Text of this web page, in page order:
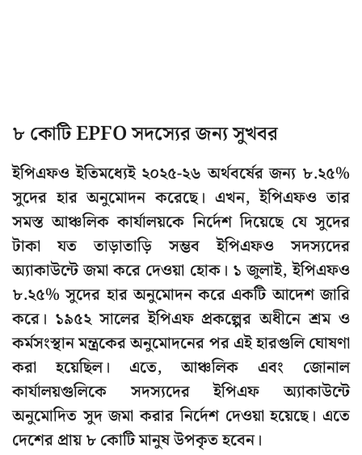
৮ কোটি EPFO সদস্যের জন্য সুখবর
ইপিএফও ইতিমধ্যেই ২০২৫-২৬ অর্থবর্ষের জন্য ৮.২৫%
সুদের হার অনুমোদন করেছে। এখন, ইপিএফও তার
সমস্ত আঞ্চলিক কার্যালয়কে নির্দেশ দিয়েছে যে সুদের
টাকা যত তাড়াতাড়ি সম্ভব ইপিএফও সদস্যদের
অ্যাকাউন্টে জমা করে দেওয়া হোক। ১ জুলাই, ইপিএফও
৮.২৫% সুদের হার অনুমোদন করে একটি আদেশ জারি
করে। ১৯৫২ সালের ইপিএফ প্রকল্পের অধীনে শ্রম ও
কর্মসংস্থান মন্ত্রকের অনুমোদনের পর এই হারগুলি ঘোষণা
করা হয়েছিল। এতে, আঞ্চলিক এবং জোনাল
কার্যালয়গুলিকে সদস্যদের ইপিএফ অ্যাকাউন্টে
অনুমোদিত সুদ জমা করার নির্দেশ দেওয়া হয়েছে। এতে
দেশের প্রায় ৮ কোটি মানুষ উপকৃত হবেন।